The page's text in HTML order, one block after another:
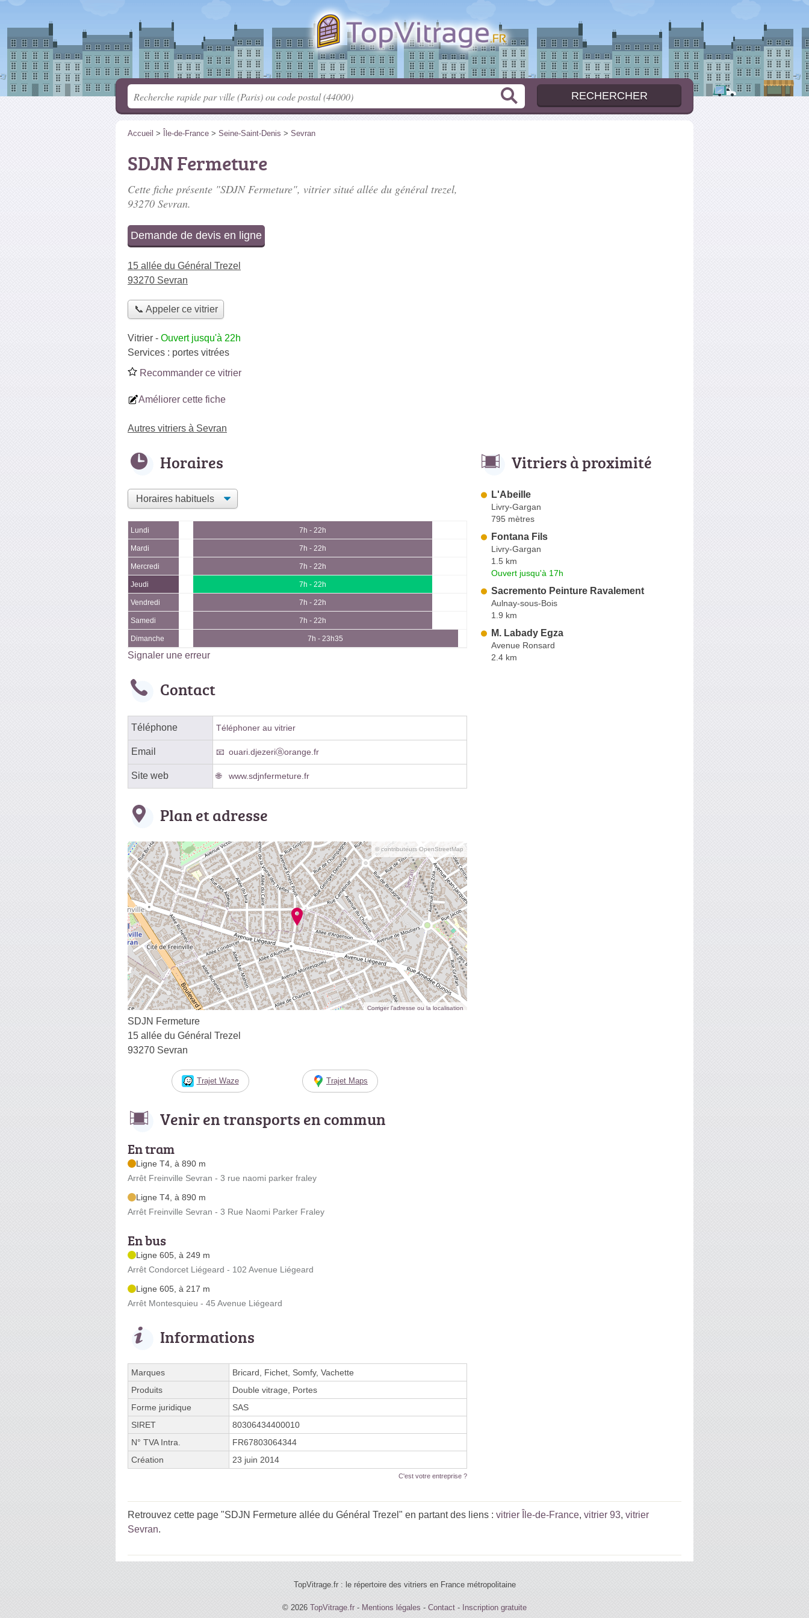
Accueil > Île-de-France > Seine-Saint-Denis > Sevran
SDJN Fermeture
Cette fiche présente "SDJN Fermeture", vitrier situé allée du général trezel,
93270 Sevran.
Demande de devis en ligne
15 allée du Général Trezel
93270 Sevran
📞 Appeler ce vitrier
Vitrier - Ouvert jusqu'à 22h
Services : portes vitrées
Recommander ce vitrier
Améliorer cette fiche
Autres vitriers à Sevran
Horaires
Lundi 7h - 22h
Mardi 7h - 22h
Mercredi 7h - 22h
Jeudi 7h - 22h
Vendredi 7h - 22h
Samedi 7h - 22h
Dimanche 7h - 23h35
Signaler une erreur
Contact
Téléphone Téléphoner au vitrier
Email ouari.djezeriⓐorange.fr
Site web www.sdjnfermeture.fr
Plan et adresse
© contributeurs OpenStreetMap
Corriger l’adresse ou la localisation
SDJN Fermeture
15 allée du Général Trezel
93270 Sevran
Trajet Waze Trajet Maps
Venir en transports en commun
En tram
Ligne T4, à 890 m
Arrêt Freinville Sevran - 3 rue naomi parker fraley
Ligne T4, à 890 m
Arrêt Freinville Sevran - 3 Rue Naomi Parker Fraley
En bus
Ligne 605, à 249 m
Arrêt Condorcet Liégeard - 102 Avenue Liégeard
Ligne 605, à 217 m
Arrêt Montesquieu - 45 Avenue Liégeard
Informations
Marques
Bricard, Fichet, Somfy, Vachette
Produits
Double vitrage, Portes
Forme juridique
SAS
SIRET
80306434400010
N° TVA Intra.
FR67803064344
Création
23 juin 2014
C'est votre entreprise ?
Vitriers à proximité
L'Abeille
Livry-Gargan
795 mètres
Fontana Fils
Livry-Gargan
1.5 km
Ouvert jusqu'à 17h
Sacremento Peinture Ravalement
Aulnay-sous-Bois
1.9 km
M. Labady Egza
Avenue Ronsard
2.4 km
Retrouvez cette page "SDJN Fermeture allée du Général Trezel" en partant des liens : vitrier Île-de-France, vitrier 93, vitrier
Sevran.
TopVitrage.fr : le répertoire des vitriers en France métropolitaine
© 2026 TopVitrage.fr - Mentions légales - Contact - Inscription gratuite